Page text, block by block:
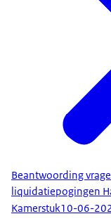
Beantwoording
liquidatiepogingen
Kamerstuk10-06-